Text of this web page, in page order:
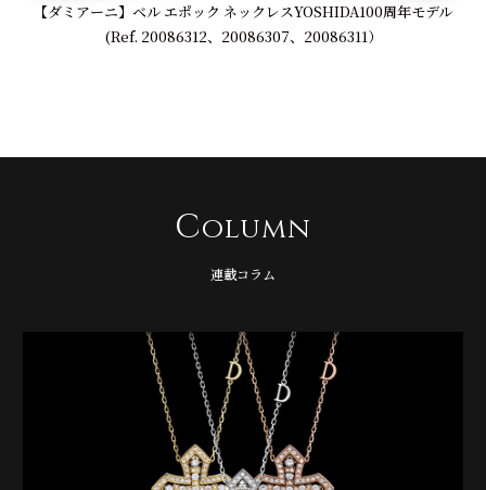
【ダミアーニ】ベル エポック ネックレスYOSHIDA100周年モデル
(Ref. 20086312、20086307、20086311）
Column
連載コラム